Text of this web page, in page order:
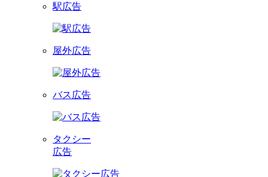
駅広告
屋外広告
バス広告
タクシー
広告